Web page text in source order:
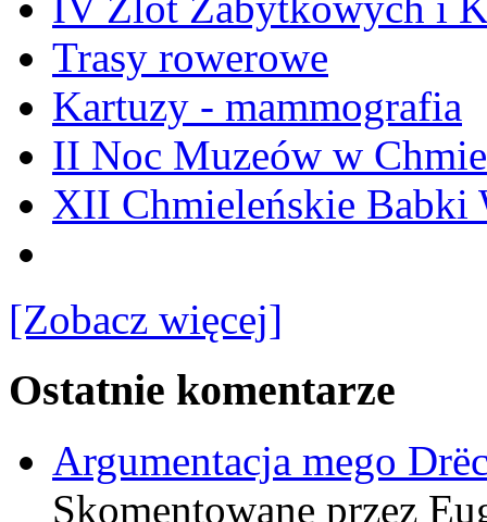
Trasy rowerowe
Kartuzy - mammografia
II Noc Muzeów w
XII Chmieleńskie Babki
[Zobacz więcej]
Ostatnie komentarze
Argumentacja mego
Skomentowane przez